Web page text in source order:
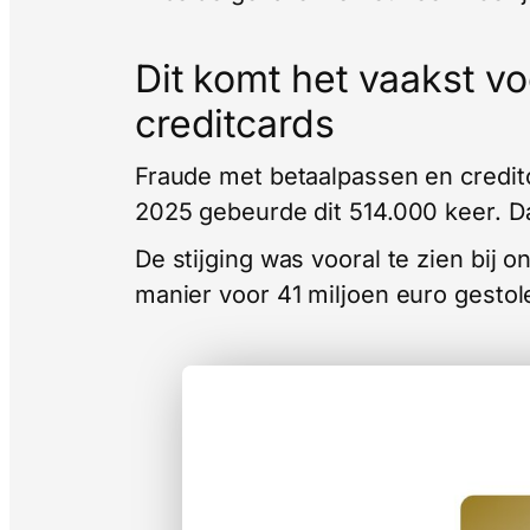
Dit komt het vaakst
creditcards
Fraude met betaalpassen en
2025 gebeurde dit 514.000 keer.
De stijging was vooral te zien bij
manier voor 41 miljoen euro